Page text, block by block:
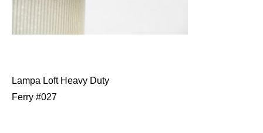
Nawigacja
Lampa Loft Heavy Duty
Ferry #027